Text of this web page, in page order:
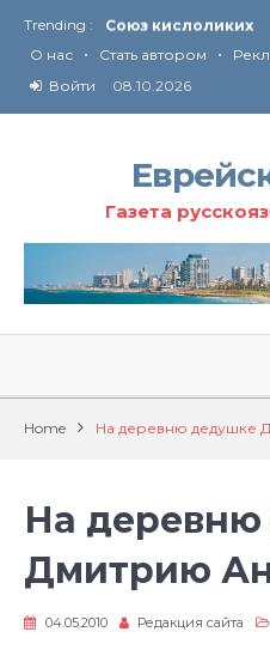
Trending :
Соглашение США с
Технология
О нас • Стать автором •
Войти
08.10.2026
Газета
Home На деревню дедушке
На
Дмитрию
04.05.2010 Редакция сайта